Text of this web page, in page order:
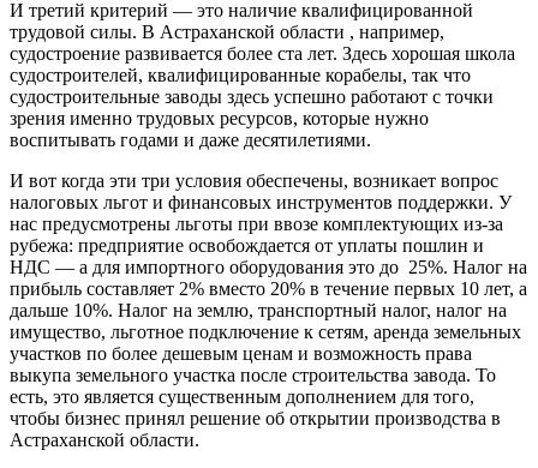
И третий критерий — это наличие квалифицированной
трудовой силы. В Астраханской области , например,
судостроение развивается более ста лет. Здесь хорошая школа
судостроителей, квалифицированные корабелы, так что
судостроительные заводы здесь успешно работают с точки
зрения именно трудовых ресурсов, которые нужно
воспитывать годами и даже десятилетиями.
И вот когда эти три условия обеспечены, возникает вопрос
налоговых льгот и финансовых инструментов поддержки. У
нас предусмотрены льготы при ввозе комплектующих из-за
рубежа: предприятие освобождается от уплаты пошлин и
НДС — а для импортного оборудования это до 25%. Налог на
прибыль составляет 2% вместо 20% в течение первых 10 лет, а
дальше 10%. Налог на землю, транспортный налог, налог на
имущество, льготное подключение к сетям, аренда земельных
участков по более дешевым ценам и возможность права
выкупа земельного участка после строительства завода. То
есть, это является существенным дополнением для того,
чтобы бизнес принял решение об открытии производства в
Астраханской области.